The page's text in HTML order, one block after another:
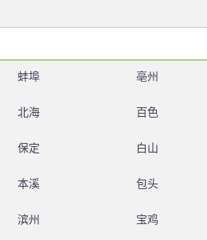
蚌埠 亳州
北海 百色
保定 白山
本溪 包头
滨州 宝鸡